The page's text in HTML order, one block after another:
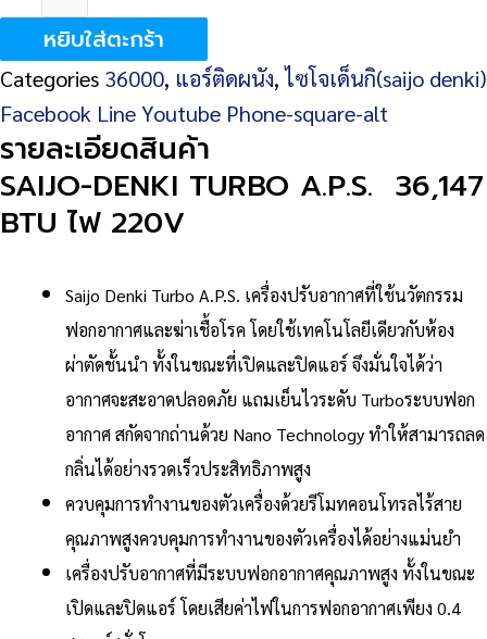
SAIJO-
DENKI
TURBO
A.P.S.
36,147
BTU
ไฟ
หยิบใส่ตะกร้า
Categories 36000, แอร์ติดผนัง,ไซโจเด็นกิ(saijo denki)
Facebook LineYoutube Phone-square-alt
รายละเอียดสินค้า
SAIJO-DENKI TURBO A.P.S. 36,147
BTU ไฟ 220V
Saijo Denki Turbo A.P.S. เครื่องปรับอากาศที่ใช้นวัตกรรม
ฟอกอากาศและฆ่าเชื้อโรค โดยใช้เทคโนโลยีเดียวกับห้อง
ผ่าตัดชั้นนำ ทั้งในขณะที่เปิดและปิดแอร์ จึงมั่นใจได้ว่า
อากาศจะสะอาดปลอดภัย แถมเย็นไวระดับ Turboระบบฟอก
อากาศ สกัดจากถ่านด้วย Nano Technology ทำให้สามารถลด
กลิ่นได้อย่างรวดเร็วประสิทธิภาพสูง
ควบคุมการทำงานของตัวเครื่องด้วยรีโมทคอนโทรลไร้สาย
คุณภาพสูงควบคุมการทำงานของตัวเครื่องได้อย่างแม่นยำ
เครื่องปรับอากาศที่มีระบบฟอกอากาศคุณภาพสูง ทั้งในขณะ
เปิดและปิดแอร์ โดยเสียค่าไฟในการฟอกอากาศเพียง 0.4